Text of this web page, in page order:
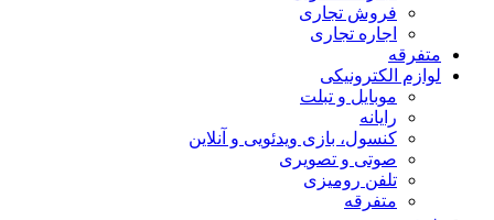
فروش تجاری
اجاره تجاری
متفرقه
لوازم الکترونیکی
موبایل و تبلت
رایانه
کنسول، بازی‌ ویدئویی و آنلاین
صوتی و تصویری
تلفن رومیزی
متفرقه